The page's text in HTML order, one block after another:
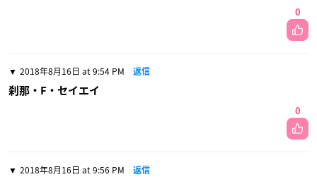
0
2018年8月16日 at 9:54 PM 返信
刹那・F・セイエイ
0
2018年8月16日 at 9:56 PM 返信